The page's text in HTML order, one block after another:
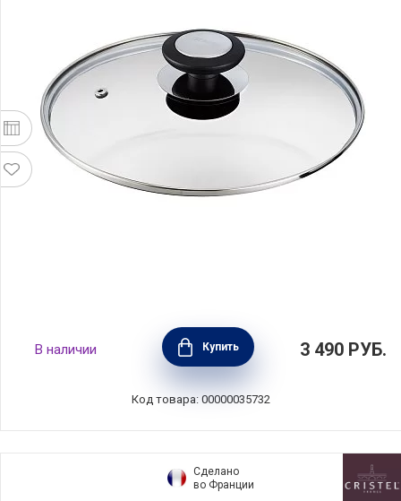
Крышка стеклянная ESSENTIAL 14 см, BEKA,
Бельгия, 100872
В наличии Купить 3 490 РУБ.
Код товара: 00000035732
Сделано
во Франции